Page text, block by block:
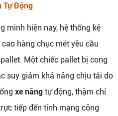
Tự Động
minh hiện nay, hệ thống kệ
hàng chục mét yêu cầu
Một chiếc pallet bị cong
suy giảm khả năng chịu tải do
xe nâng tự động, thậm chí
tiếp đến tính mạng công